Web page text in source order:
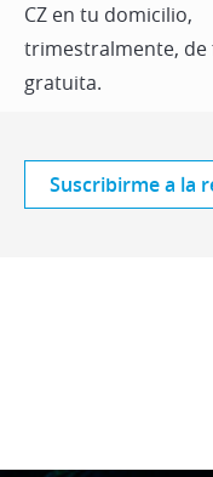
CZ en tu domicilio,
trimestralmente, de
gratuita.
Suscribirme a la